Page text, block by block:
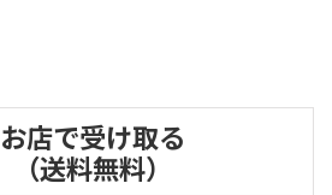
お店で受け取る
（送料無料）